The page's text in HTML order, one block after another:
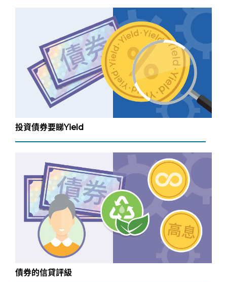
投資債券要睇Yield
債券的信貸評級